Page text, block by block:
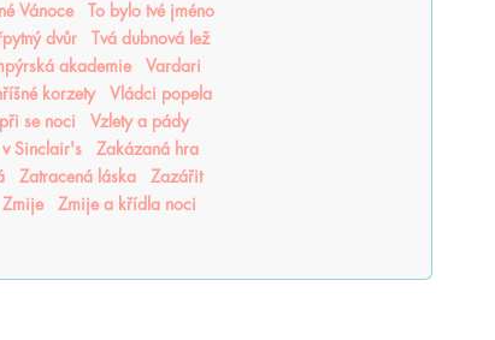
Vánoce
To bylo tvé jméno
dvůr
Tvá dubnová lež
akademie
Vardari
korzety
Vládci popela
se noci
Vzlety a pády
Sinclair's
Zakázaná hra
Zatracená láska
Zazářit
Zmije
Zmije a křídla noci